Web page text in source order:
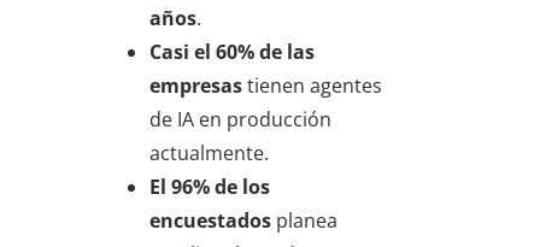
años.
Casi el 60% de las
empresastienen agentes
de IA en producción
actualmente.
El 96% de los
encuestados planea